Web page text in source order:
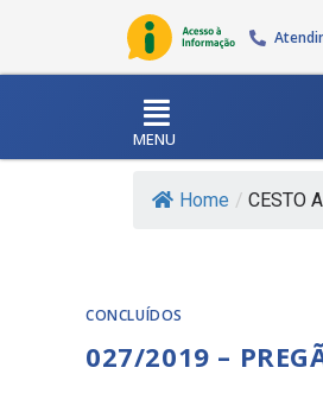
MENU
Home / CESTO
CONCLUÍDOS
027/2019 –